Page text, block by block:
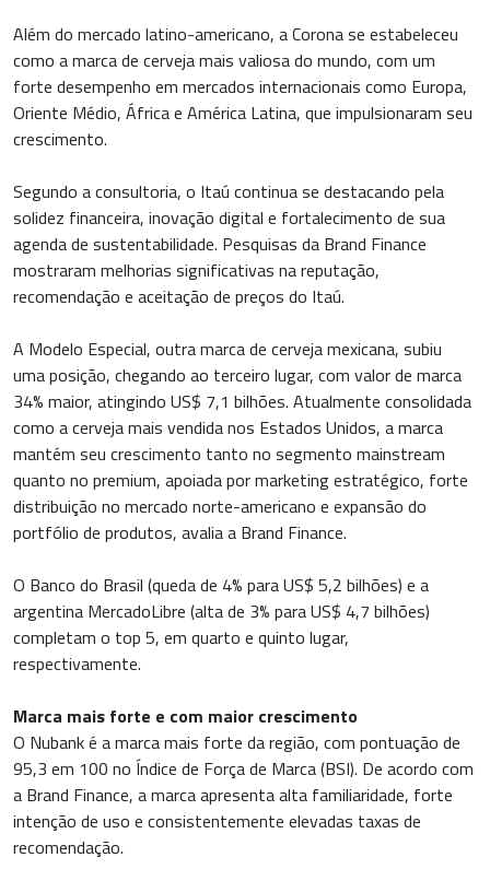
Além do mercado latino-americano, a Corona se estabeleceu
como a marca de cerveja mais valiosa do mundo, com um
forte desempenho em mercados internacionais como Europa,
Oriente Médio, África e América Latina, que impulsionaram seu
crescimento.
Segundo a consultoria, o Itaú continua se destacando pela
solidez financeira, inovação digital e fortalecimento de sua
agenda de sustentabilidade. Pesquisas da Brand Finance
mostraram melhorias significativas na reputação,
recomendação e aceitação de preços do Itaú.
A Modelo Especial, outra marca de cerveja mexicana, subiu
uma posição, chegando ao terceiro lugar, com valor de marca
34% maior, atingindo US$ 7,1 bilhões. Atualmente consolidada
como a cerveja mais vendida nos Estados Unidos, a marca
mantém seu crescimento tanto no segmento mainstream
quanto no premium, apoiada por marketing estratégico, forte
distribuição no mercado norte-americano e expansão do
portfólio de produtos, avalia a Brand Finance.
O Banco do Brasil (queda de 4% para US$ 5,2 bilhões) e a
argentina MercadoLibre (alta de 3% para US$ 4,7 bilhões)
completam o top 5, em quarto e quinto lugar,
respectivamente.
Marca mais forte e com maior crescimento
O Nubank é a marca mais forte da região, com pontuação de
95,3 em 100 no Índice de Força de Marca (BSI). De acordo com
a Brand Finance, a marca apresenta alta familiaridade, forte
intenção de uso e consistentemente elevadas taxas de
recomendação.